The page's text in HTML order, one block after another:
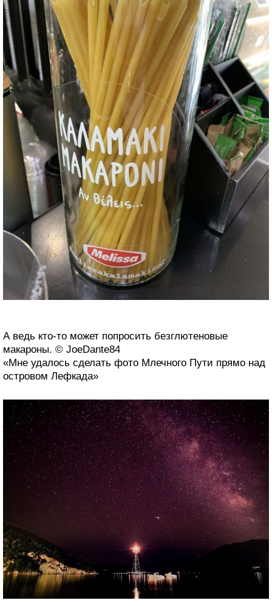
А ведь кто-то может попросить безглютеновые
макароны. © JoeDante84
«Мне удалось сделать фото Млечного Пути прямо над
островом Лефкада»